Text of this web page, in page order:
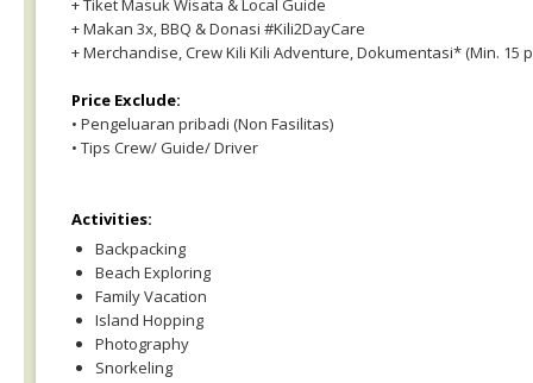
+ Tiket Masuk Wisata & Local Guide
+ Makan 3x, BBQ & Donasi #Kili2DayCare
+ Merchandise, Crew Kili Kili Adventure, Dokumentasi* (Min. 15
Price Exclude:
• Pengeluaran pribadi (Non Fasilitas)
• Tips Crew/ Guide/ Driver
Activities:
Backpacking
Beach Exploring
Family Vacation
Island Hopping
Photography
Snorkeling